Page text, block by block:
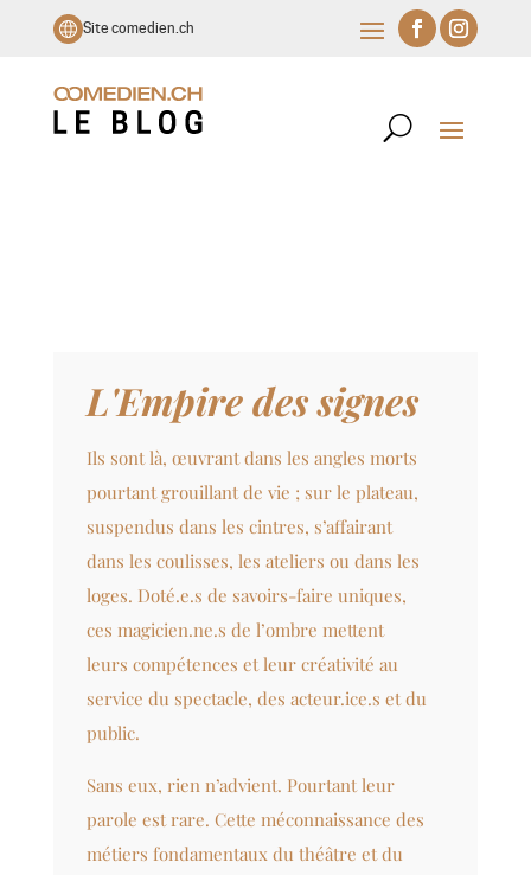
Site comedien.ch
L'Empire des signes
Ils sont là, œuvrant dans les angles morts
pourtant grouillant de vie ; sur le plateau,
suspendus dans les cintres, s’affairant
dans les coulisses, les ateliers ou dans les
loges. Doté.e.s de savoirs-faire uniques,
ces magicien.ne.s de l’ombre mettent
leurs compétences et leur créativité au
service du spectacle, des acteur.ice.s et du
public.
Sans eux, rien n’advient. Pourtant leur
parole est rare. Cette méconnaissance des
métiers fondamentaux du théâtre et du